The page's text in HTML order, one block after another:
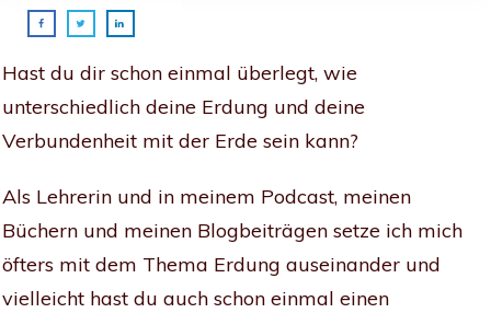
Hast du dir schon einmal überlegt, wie
unterschiedlich deine Erdung und deine
Verbundenheit mit der Erde sein kann?
Als Lehrerin und in meinem Podcast, meinen
Büchern und meinen Blogbeiträgen setze ich mich
öfters mit dem Thema Erdung auseinander und
vielleicht hast du auch schon einmal einen